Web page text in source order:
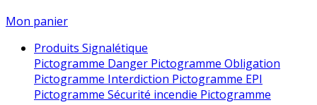
Mon panier
Produits Signalétique
Pictogramme Danger Pictogramme Obligation
Pictogramme Interdiction Pictogramme EPI
Pictogramme Sécurité incendie Pictogramme